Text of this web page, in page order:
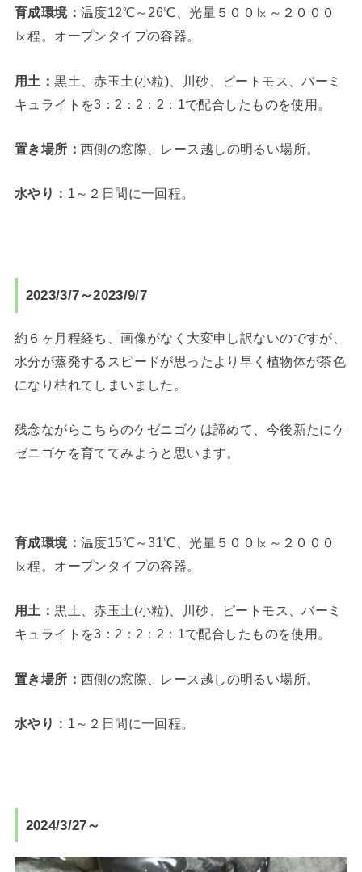
育成環境： 温度12℃～26℃、光量５００㏓～２０００
㏓程。オープンタイプの容器。
用土：黒土、赤玉土(小粒)、川砂、ピートモス、バーミ
キュライトを3：2：2：2：1で配合したものを使用。
置き場所： 西側の窓際、レース越しの明るい場所。
水やり： 1～２日間に一回程。
2023/3/7～2023/9/7
約６ヶ月程経ち、画像がなく大変申し訳ないのですが、
水分が蒸発するスピードが思ったより早く植物体が茶色
になり枯れてしまいました。
残念ながらこちらのケゼニゴケは諦めて、今後新たにケ
ゼニゴケを育ててみようと思います。
育成環境： 温度15℃～31℃、光量５００㏓～２０００
㏓程。オープンタイプの容器。
用土：黒土、赤玉土(小粒)、川砂、ピートモス、バーミ
キュライトを3：2：2：2：1で配合したものを使用。
置き場所： 西側の窓際、レース越しの明るい場所。
水やり： 1～２日間に一回程。
2024/3/27～